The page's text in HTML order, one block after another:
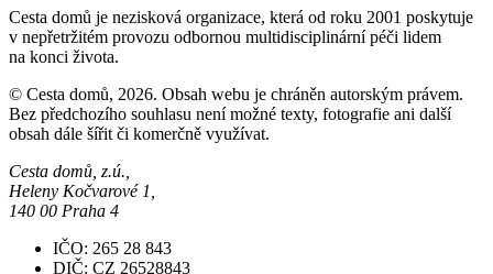
Cesta domů je nezisková organizace, která od roku 2001 poskytuje
v nepřetržitém provozu odbornou multidisciplinární péči lidem
na konci života.
© Cesta domů, 2026. Obsah webu je chráněn autorským právem.
Bez předchozího souhlasu není možné texty, fotografie ani další
obsah dále šířit či komerčně využívat.
Cesta domů, z.ú.,
Heleny Kočvarové 1,
140 00 Praha 4
IČO: 265 28 843
DIČ: CZ 26528843